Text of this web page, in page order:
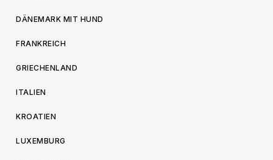
DÄNEMARK MIT HUND
FRANKREICH
GRIECHENLAND
ITALIEN
KROATIEN
LUXEMBURG